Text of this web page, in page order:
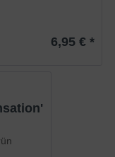
6,95 € *